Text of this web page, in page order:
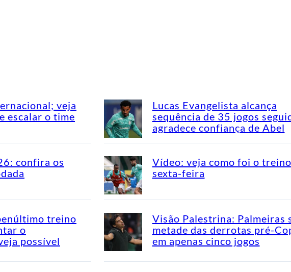
veja
escalar o time
Lucas Evangelista alcança
sequência de 35 jogos
agradece confiança de Abel
confira os
Vídeo: veja como foi o
sexta-feira
treino
o
possível
Visão Palestrina: Palmeiras
metade das derrotas pré-
em apenas cinco jogos